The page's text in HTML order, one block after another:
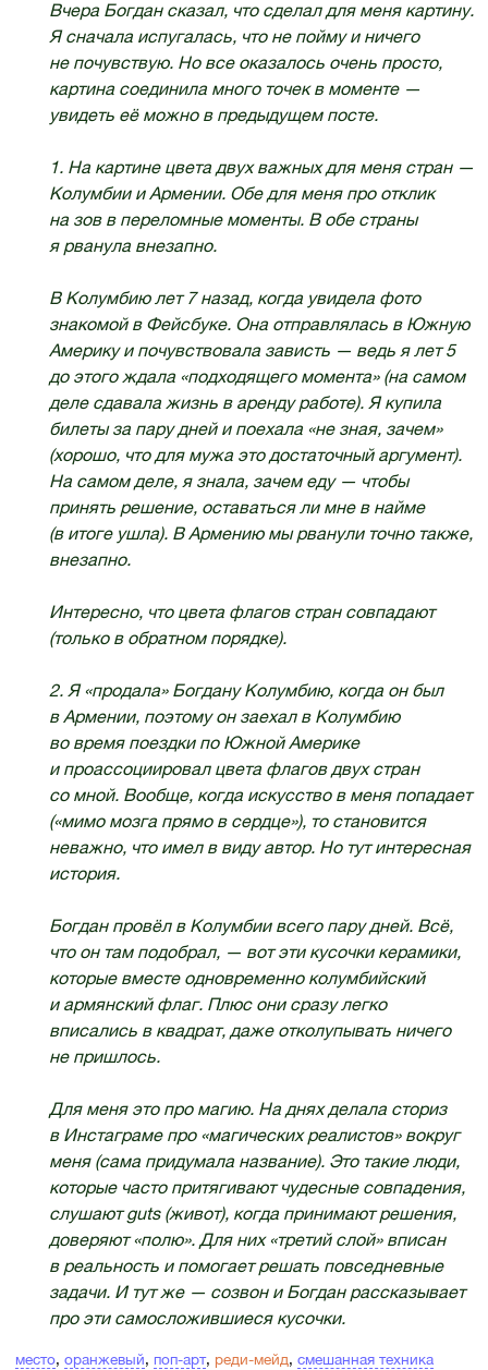
Вчера Богдан сказал, что сделал для меня картину.
Я сначала испугалась, что не пойму и ничего
не почувствую. Но все оказалось очень просто,
картина соединила много точек в моменте —
увидеть её можно в предыдущем посте.
1. На картине цвета двух важных для меня стран —
Колумбии и Армении. Обе для меня про отклик
на зов в переломные моменты. В обе страны
я рванула внезапно.
В Колумбию лет 7 назад, когда увидела фото
знакомой в Фейсбуке. Она отправлялась в Южную
Америку и почувствовала зависть — ведь я лет 5
до этого ждала «подходящего момента» (на самом
деле сдавала жизнь в аренду работе). Я купила
билеты за пару дней и поехала «не зная, зачем»
(хорошо, что для мужа это достаточный аргумент).
На самом деле, я знала, зачем еду — чтобы
принять решение, оставаться ли мне в найме
(в итоге ушла). В Армению мы рванули точно также,
внезапно.
Интересно, что цвета флагов стран совпадают
(только в обратном порядке).
2. Я «продала» Богдану Колумбию, когда он был
в Армении, поэтому он заехал в Колумбию
во время поездки по Южной Америке
и проассоциировал цвета флагов двух стран
со мной. Вообще, когда искусство в меня попадает
(«мимо мозга прямо в сердце»), то становится
неважно, что имел в виду автор. Но тут интересная
история.
Богдан провёл в Колумбии всего пару дней. Всё,
что он там подобрал, — вот эти кусочки керамики,
которые вместе одновременно колумбийский
и армянский флаг. Плюс они сразу легко
вписались в квадрат, даже отколупывать ничего
не пришлось.
Для меня это про магию. На днях делала сториз
в Инстаграме про «магических реалистов» вокруг
меня (сама придумала название). Это такие люди,
которые часто притягивают чудесные совпадения,
слушают guts (живот), когда принимают решения,
доверяют «полю». Для них «третий слой» вписан
в реальность и помогает решать повседневные
задачи. И тут же — созвон и Богдан рассказывает
про эти самосложившиеся кусочки.
место, оранжевый, поп-арт, реди-мейд, смешанная техника